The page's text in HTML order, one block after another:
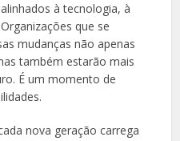
à tecnologia, à
que se
mudanças não apenas
também estarão mais
É um momento de
nova geração carrega